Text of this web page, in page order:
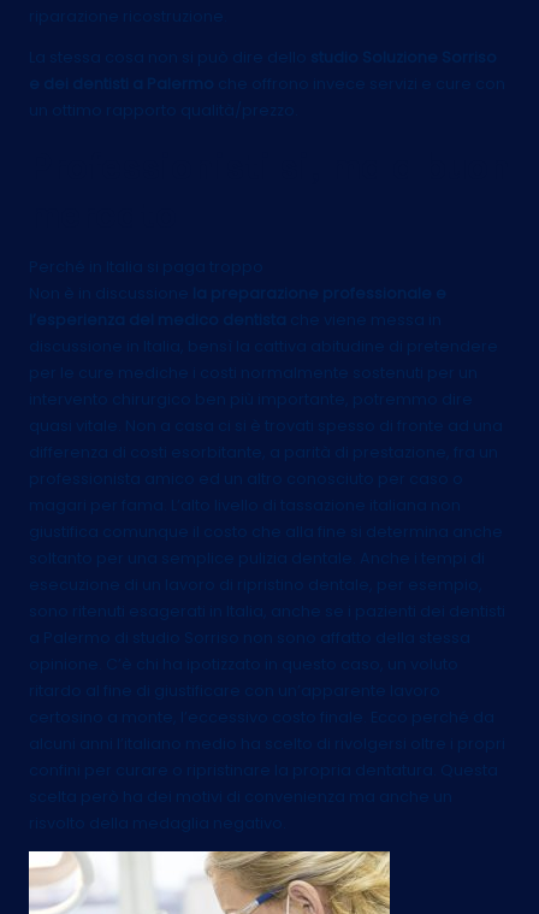
riparazione ricostruzione.
La stessa cosa non si può dire dello
studio Soluzione Sorriso
e dei dentisti a Palermo
che offrono invece servizi e cure con
un ottimo rapporto qualità/prezzo.
Perché in Italia si paga troppo
Non è in discussione
la preparazione professionale e
l’esperienza del medico dentista
che viene messa in
discussione in Italia, bensì la cattiva abitudine di pretendere
per le cure mediche i costi normalmente sostenuti per un
intervento chirurgico ben più importante, potremmo dire
quasi vitale. Non a casa ci si è trovati spesso di fronte ad una
differenza di costi esorbitante, a parità di prestazione, fra un
professionista amico ed un altro conosciuto per caso o
magari per fama. L’alto livello di tassazione italiana non
giustifica comunque il costo che alla fine si determina anche
soltanto per una semplice pulizia dentale. Anche i tempi di
esecuzione di un lavoro di ripristino dentale, per esempio,
sono ritenuti esagerati in Italia, anche se i pazienti dei dentisti
a Palermo di studio Sorriso non sono affatto della stessa
opinione. C’è chi ha ipotizzato in questo caso, un voluto
ritardo al fine di giustificare con un’apparente lavoro
certosino a monte, l’eccessivo costo finale. Ecco perché da
alcuni anni l’italiano medio ha scelto di rivolgersi oltre i propri
confini per curare o ripristinare la propria dentatura. Questa
scelta però ha dei motivi di convenienza ma anche un
risvolto della medaglia negativo.